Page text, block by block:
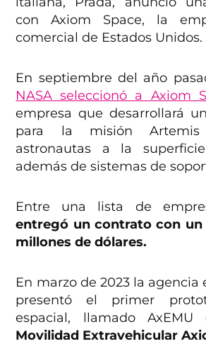
con Axiom Space, la
comercial de Estados Unidos.
En septiembre del año
NASA seleccionó a Axiom
empresa que desarrollará
para la misión
astronautas a la
además de sistemas de
Entre una lista de
entregó un contrato con un
millones de dólares.
En marzo de 2023 la agencia
presentó el primer
espacial, llamado
Movilidad Extravehicular